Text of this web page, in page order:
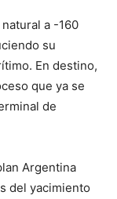
a -160
su
En destino,
que ya se
de
Argentina
del yacimiento